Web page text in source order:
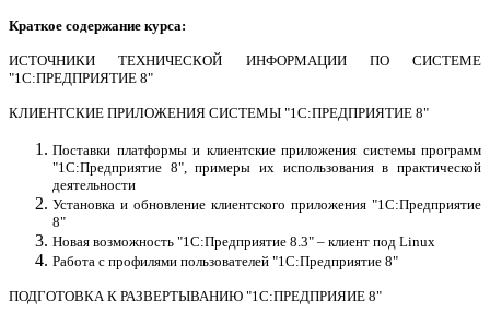
Краткое содержание курса:
ИСТОЧНИКИ ТЕХНИЧЕСКОЙ ИНФОРМАЦИИ ПО СИСТЕМЕ
"1С:ПРЕДПРИЯТИЕ 8"
КЛИЕНТСКИЕ ПРИЛОЖЕНИЯ СИСТЕМЫ "1С:ПРЕДПРИЯТИЕ 8"
Поставки платформы и клиентские приложения системы программ
"1С:Предприятие 8", примеры их использования в практической
деятельности
Установка и обновление клиентского приложения "1С:Предприятие
8"
Новая возможность "1С:Предприятие 8.3" – клиент под Linux
Работа с профилями пользователей "1С:Предприятие 8"
ПОДГОТОВКА К РАЗВЕРТЫВАНИЮ "1С:ПРЕДПРИЯИЕ 8"